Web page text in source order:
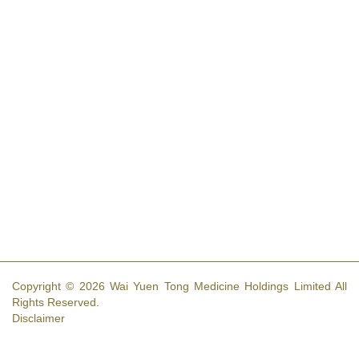
Copyright © 2026 Wai Yuen Tong Medicine Holdings Limited All
Rights Reserved.
Disclaimer